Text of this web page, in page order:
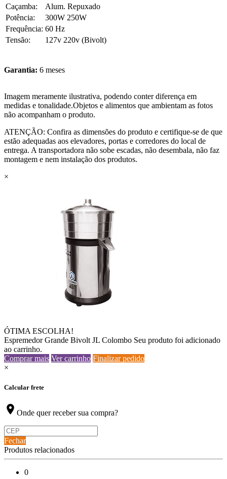
Caçamba:
Alum. Repuxado
Potência:
300W 250W
Frequência: 60 Hz
Tensão:
127v 220v (Bivolt)
Garantia: 6 meses
Imagem meramente ilustrativa, podendo conter diferença em
medidas e tonalidade.Objetos e alimentos que ambientam as fotos
não acompanham o produto.
ATENÇÃO: Confira as dimensões do produto e certifique-se de que
estão adequadas aos elevadores, portas e corredores do local de
entrega. A transportadora não sobe escadas, não desembala, não faz
montagem e nem instalação dos produtos.
×
ÓTIMA ESCOLHA!
Espremedor Grande Bivolt JL Colombo Seu produto foi adicionado
ao carrinho.
Comprar mais Ver carrinho Finalizar pedido
×
Calcular frete
location_on Onde quer receber sua compra?
Fechar
Produtos relacionados
0